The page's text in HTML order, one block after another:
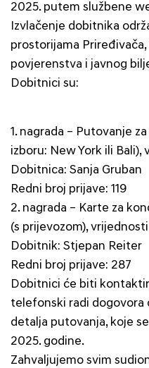
2025. putem službene
Izvlačenje dobitnika
prostorijama
povjerenstva i javnog
Dobitnici su:
1.⁠ ⁠nagrada – Putovanje
izboru: New York ili
Dobitnica: Sanja Gruban
Redni broj prijave: 119
2.⁠ ⁠nagrada – Karte za
(s prijevozom),
Dobitnik: Stjepan Reiter
Redni broj prijave: 287
Dobitnici će biti
telefonski radi dogovora
detalja putovanja, koje
2025. godine.
Zahvaljujemo svim